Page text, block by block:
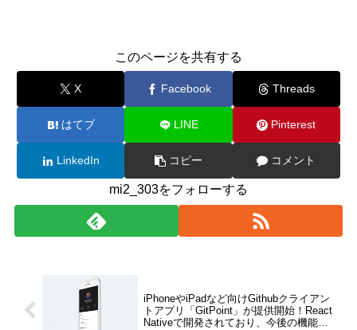
このページを共有する
X Facebook Threads
はてブ LINE Pinterest
LinkedIn コピー コメント
mi2_303をフォローする
iPhoneやiPadなど向けGithubクライアン
トアプリ「GitPoint」が提供開始！React
Nativeで開発されており、今後の機能向